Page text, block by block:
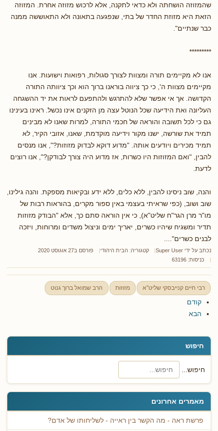
חיפוש
חיפוש...
מאמרים אחרונים
פרשת ראה - מה הקשר בין ראייה - לשליחותו של אדם?
שהמזוזה הושחתה ולא כדאי לתקנה, אלא לרכוש מזוזה אחרת. המזוזה
הזאת היא מזוזת החדר של בתי, שנפגעה בתאונה ולא התאוששה ממנה
כבר שנתיים".
*********
אנו לא מקיימים תורה ומצוות לצורך סגולות, רפואות וישועות. אנו
מקיימים מצוות ה', כי כך ציווה בוראנו ברוך הוא וכך ציוותה התורה
הקדושה. אך אי אפשר שלא להתרגש ולהתפעם לראות את יד ההשגחה
העליונה ואת הידיעה שכל הנוטל עצה מן הזקנים אינו נכשל. ראינו בעינינו
גם כי לכל תשובה והוראה של חכמי התורה, למרות שאנו לא מבינים
תמיד את שורשה, ישנו מקור וידיעה מוקדמת, שאנו, אזובי הקיר, לא
תמיד מכירים ויודעים אותה. "מדוע דוקא לבדוק מזוזות?", אנו מנסים
להבין, "ואם המזוזות היו כשרות, אז מדוע היה צורך לבודקן?", אנו רוצים
לדעת.
והנה, שוב ניסינו להבין, ללא כלים, ללא ידע ובקיאות מספקת. והנה גילינו,
שוב ושוב, (כפי שראיתי בעצמי באין ספור מקרים, בהוראות רבות של
מו"ר מרן הגר"ח שליט"א), כי אין הוראה סתם כך, אלא "הבודק מזוזות
תדיר ומשגיח שיהיו כשרים, יאריך ימים וניצול משדים ומרוחות, ויזכה
לבנים כשרים"....
נכתב על ידי Super User קטגוריה: הבית היהודי
פורסם ב27 אוגוסט 2020
כניסות: 63196
רבי חיים קנייבסקי שליט"א מזוזות הרב שמואל ברוך גנוט
קודם
הבא